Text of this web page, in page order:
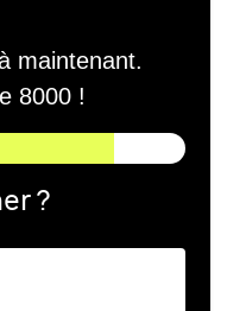
maintenant.
8000 !
?